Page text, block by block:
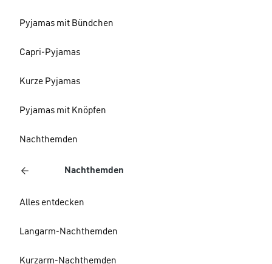
Pyjamas mit Bündchen
Capri-Pyjamas
Kurze Pyjamas
Pyjamas mit Knöpfen
Nachthemden
Nachthemden
Alles entdecken
Langarm-Nachthemden
Kurzarm-Nachthemden